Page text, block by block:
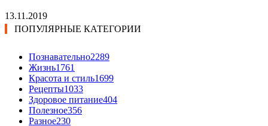
13.11.2019
ПОПУЛЯРНЫЕ КАТЕГОРИИ
Познавательно2289
Жизнь1761
Красота и стиль1699
Рецепты1033
Здоровое питание404
Полезное356
Разное230